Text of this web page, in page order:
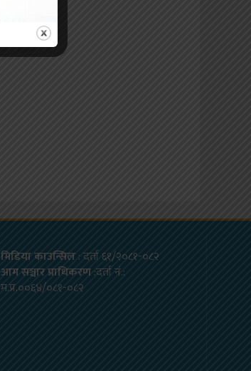
मिडिया काउन्सिल: दर्ता ६१/२०८१-०८२
आम सञ्चार प्राधिकरण:दर्ता नं.:
म.प्र.००६४/०८१-०८२